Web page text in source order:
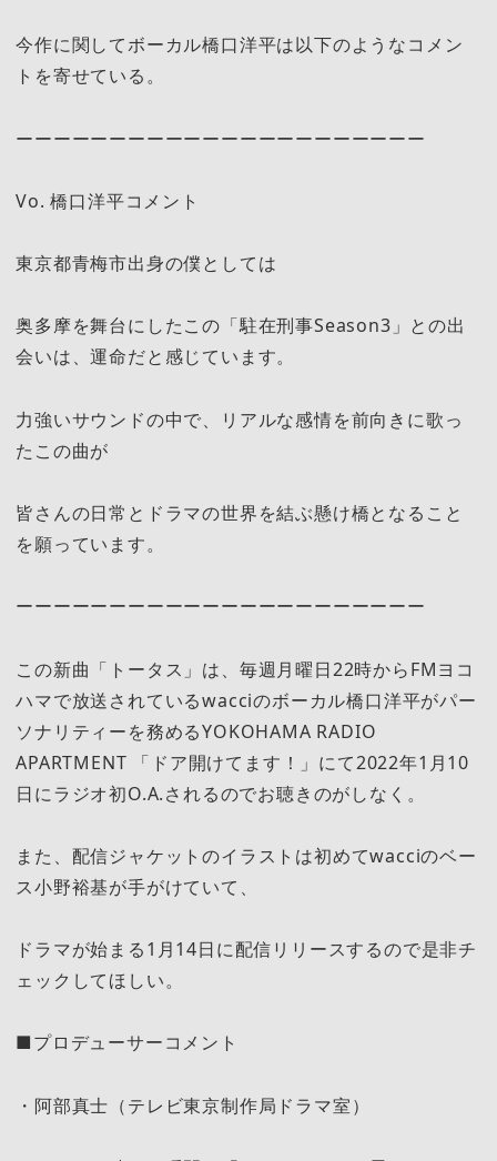
今作に関してボーカル橋口洋平は以下のようなコメン
トを寄せている。
ーーーーーーーーーーーーーーーーーーーーーー
Vo. 橋口洋平コメント
東京都青梅市出身の僕としては
奥多摩を舞台にしたこの「駐在刑事Season3」との出
会いは、運命だと感じています。
力強いサウンドの中で、リアルな感情を前向きに歌っ
たこの曲が
皆さんの日常とドラマの世界を結ぶ懸け橋となること
を願っています。
ーーーーーーーーーーーーーーーーーーーーーー
この新曲「トータス」は、毎週月曜日22時からFMヨコ
ハマで放送されているwacciのボーカル橋口洋平がパー
ソナリティーを務めるYOKOHAMA RADIO
APARTMENT 「ドア開けてます！」にて2022年1月10
日にラジオ初O.A.されるのでお聴きのがしなく。
また、配信ジャケットのイラストは初めてwacciのベー
ス小野裕基が手がけていて、
ドラマが始まる1月14日に配信リリースするので是非チ
ェックしてほしい。
■プロデューサーコメント
・阿部真士（テレビ東京制作局ドラマ室）